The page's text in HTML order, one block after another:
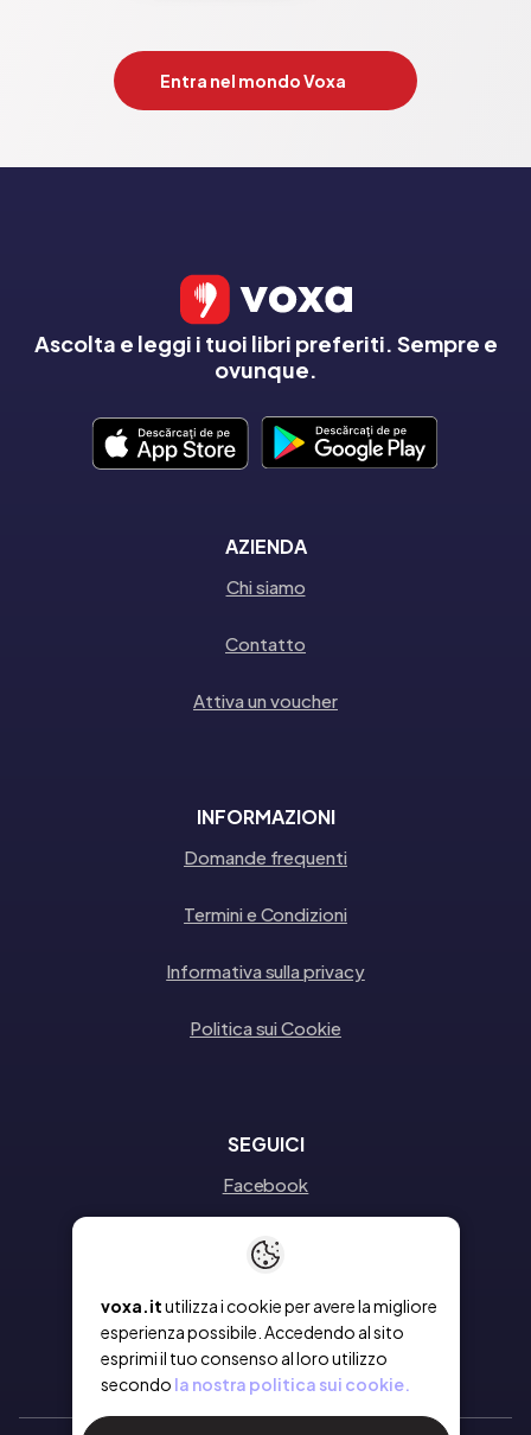
Entra nel mondo Voxa
voxa.itutilizza i cookie per avere la migliore
esperienza possibile. Accedendo al sito
esprimi il tuo consenso al loro utilizzo
secondo la nostra politica sui cookie.
Ascolta e leggi i tuoi libri preferiti. Sempre e
ovunque.
AZIENDA
Chi siamo
Contatto
Attiva un voucher
INFORMAZIONI
Domande frequenti
Termini e Condizioni
Informativa sulla privacy
Politica sui Cookie
SEGUICI
Facebook
Instagram
Linkedin